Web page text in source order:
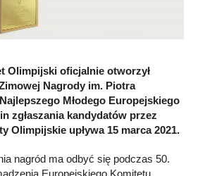
Olimpijski oficjalnie otworzył
Nagrody im. Piotra
Młodego Europejskiego
zgłaszania kandydatów przez
Olimpijskie upływa 15 marca 2021.
nagród ma odbyć się podczas 50.
Europejskiego Komitetu